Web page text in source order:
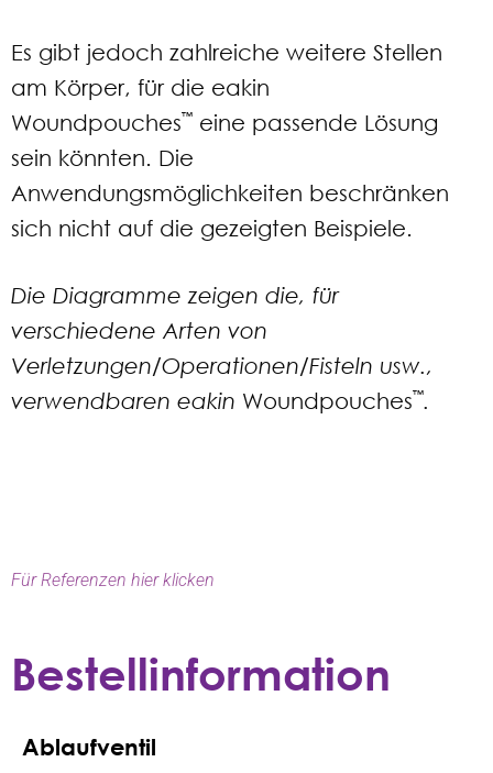
Es gibt jedoch zahlreiche weitere Stellen
am Körper, für die eakin
Woundpouches™ eine passende Lösung
sein könnten. Die
Anwendungsmöglichkeiten beschränken
sich nicht auf die gezeigten Beispiele.
Die Diagramme zeigen die, für
verschiedene Arten von
Verletzungen/Operationen/Fisteln usw.,
verwendbaren eakin Woundpouches™
Für Referenzen hier klicken
Bestellinformation
Ablaufventil